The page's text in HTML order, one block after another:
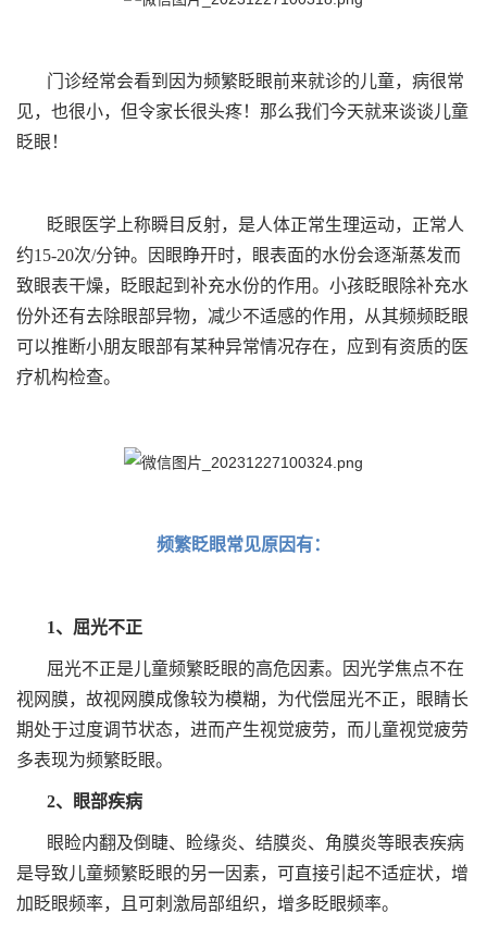
门诊经常会看到因为频繁眨眼前来就诊的儿童，病很常
见，也很小，但令家长很头疼！那么我们今天就来谈谈儿童
眨眼！
眨眼医学上称瞬目反射，是人体正常生理运动，正常人
约15-20次/分钟。因眼睁开时，眼表面的水份会逐渐蒸发而
致眼表干燥，眨眼起到补充水份的作用。小孩眨眼除补充水
份外还有去除眼部异物，减少不适感的作用，从其频频眨眼
可以推断小朋友眼部有某种异常情况存在，应到有资质的医
疗机构检查。
频繁眨眼常见原因有：
1、屈光不正
屈光不正是儿童频繁眨眼的高危因素。因光学焦点不在
视网膜，故视网膜成像较为模糊，为代偿屈光不正，眼睛长
期处于过度调节状态，进而产生视觉疲劳，而儿童视觉疲劳
多表现为频繁眨眼。
2、眼部疾病
眼睑内翻及倒睫、睑缘炎、结膜炎、角膜炎等眼表疾病
是导致儿童频繁眨眼的另一因素，可直接引起不适症状，增
加眨眼频率，且可刺激局部组织，增多眨眼频率。